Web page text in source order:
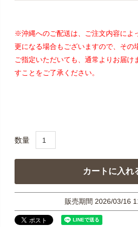
※沖縄へのご配送は、ご注文内容によ
更になる場合もございますので、その
ご指定いただいても、通常よりお届け
すことをご了承ください。
カートに入れ
販売期間 2026/03/16